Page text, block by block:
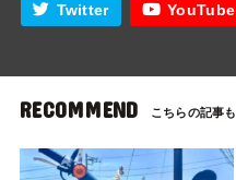
Twitter YouTube
RECOMMEND